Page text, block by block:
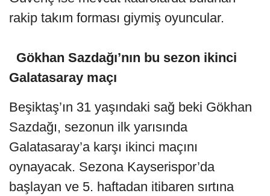
rakip takım forması giymiş oyuncular.
Gökhan Sazdağı’nın bu sezon ikinci
Galatasaray maçı
Beşiktaş’ın 31 yaşındaki sağ beki Gökhan
Sazdağı, sezonun ilk yarısında
Galatasaray’a karşı ikinci maçını
oynayacak. Sezona Kayserispor’da
başlayan ve 5. haftadan itibaren sırtına